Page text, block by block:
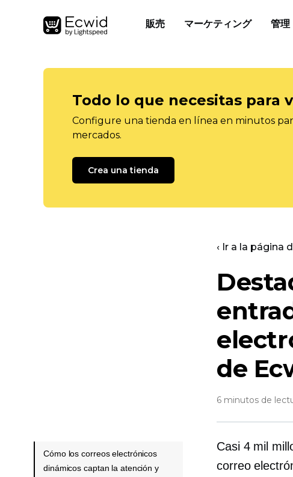
販売 マーケティング 管理
Todo lo que necesitas para
Configure una tienda en línea en minutos
mercados.
Crea una tienda
‹ Ir a la página
de
6 minutos de
Casi 4 mil
correo
Cómo los correos electrónicos
dinámicos captan la atención y